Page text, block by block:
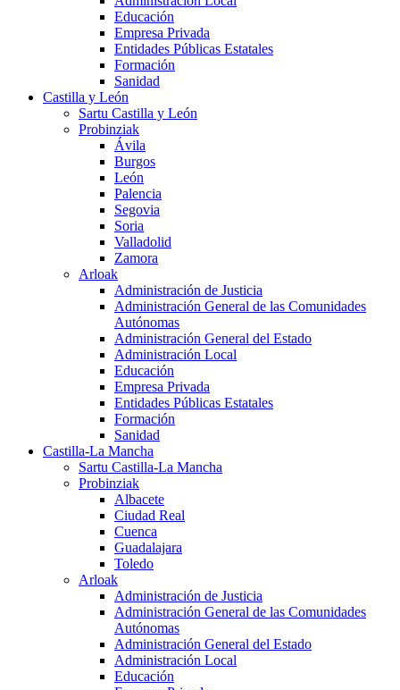
Educación
Empresa Privada
Entidades Públicas Estatales
Formación
Sanidad
Castilla y León
Sartu Castilla y León
Probinziak
Ávila
Burgos
León
Palencia
Segovia
Soria
Valladolid
Zamora
Arloak
Administración de Justicia
Administración General de las Comunidades
Autónomas
Administración General del Estado
Administración Local
Educación
Empresa Privada
Entidades Públicas Estatales
Formación
Sanidad
Castilla-La Mancha
Sartu Castilla-La Mancha
Probinziak
Albacete
Ciudad Real
Cuenca
Guadalajara
Toledo
Arloak
Administración de Justicia
Administración General de las Comunidades
Autónomas
Administración General del Estado
Administración Local
Educación